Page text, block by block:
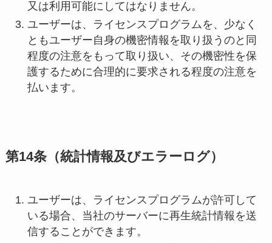
又は利用可能にしてはなりません。
ユーザーは、ライセンスプログラムを、少なく
ともユーザー自身の機密情報を取り扱うのと同
程度の注意をもって取り扱い、その機密性を保
護するために合理的に要求される程度の注意を
払います。
第14条（統計情報及びエラーログ）
ユーザーは、ライセンスプログラムが許可して
いる場合、当社のサーバーに再生統計情報を送
信することができます。